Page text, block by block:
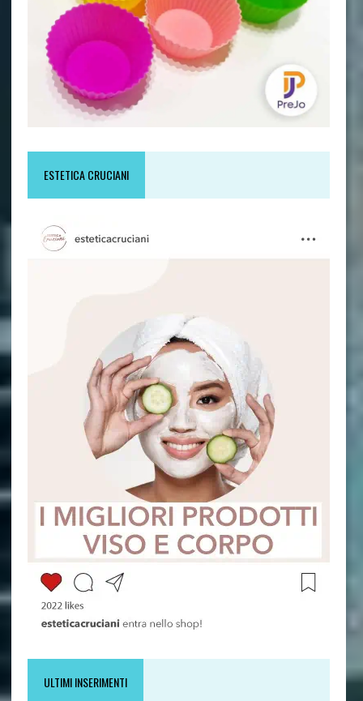
ESTETICA CRUCIANI
ULTIMI INSERIMENTI